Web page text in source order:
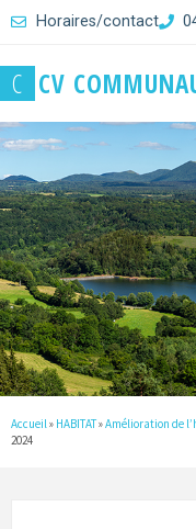
Horaires/contact
C CV COMMUNA
Accueil » HABITAT»Amélioration de
2024